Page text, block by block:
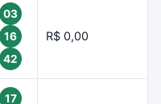
03
16
42
R$ 0,00
17